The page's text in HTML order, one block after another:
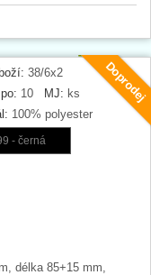
Doprodej
38/6x2
10 MJ: ks
100% polyester
- černá
délka 85+15 mm,